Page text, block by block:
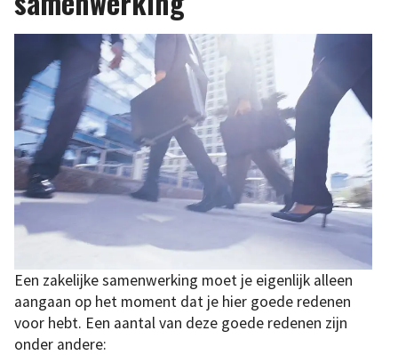
Een zakelijke samenwerking moet je eigenlijk alleen
aangaan op het moment dat je hier goede redenen
voor hebt. Een aantal van deze goede redenen zijn
onder andere: